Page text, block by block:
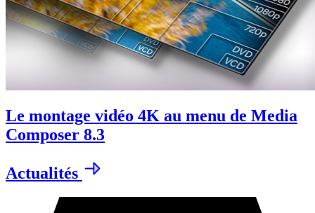
Le montage vidéo 4K au menu de Media
Composer 8.3
Actualités